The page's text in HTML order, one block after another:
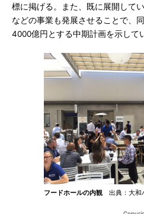
標に掲げる。また、既に展開して
などの事業も発展させることで、
4000億円とする中期計画を示して
フードホールの内観 出典：大和